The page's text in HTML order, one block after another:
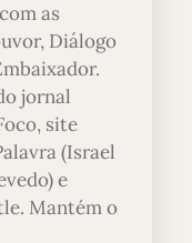
as
Diálogo
jornal
site
(Israel
e
Mantém o